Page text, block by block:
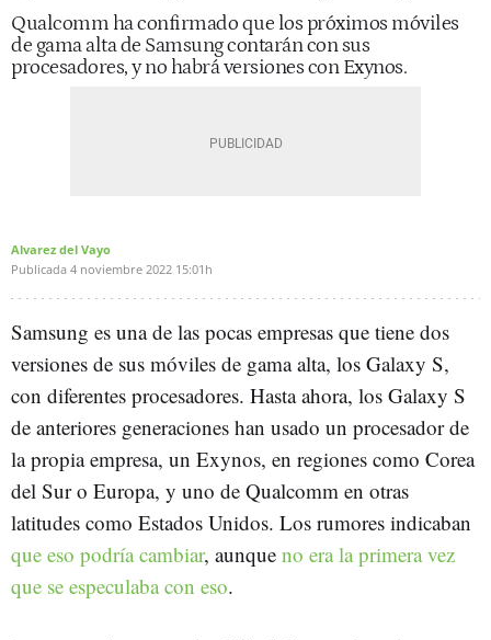
Qualcomm ha confirmado que los próximos móviles
de gama alta de Samsung contarán con sus
procesadores, y no habrá versiones con Exynos.
Alvarez del Vayo
Publicada 4 noviembre 2022 15:01h
Samsung es una de las pocas empresas que tiene dos
versiones de sus móviles de gama alta, los Galaxy S,
con diferentes procesadores. Hasta ahora, los Galaxy S
de anteriores generaciones han usado un procesador de
la propia empresa, un Exynos, en regiones como Corea
del Sur o Europa, y uno de Qualcomm en otras
latitudes como Estados Unidos. Los rumores indicaban
que eso podría cambiar, aunque no era la primera vez
que se especulaba con eso.